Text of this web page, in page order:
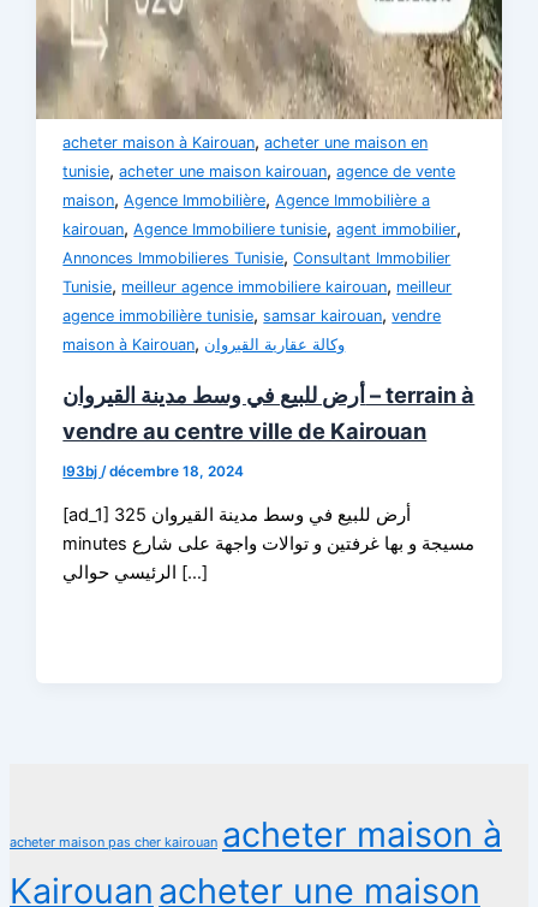
acheter maison à Kairouan,acheter une maison en
tunisie,acheter une maison kairouan,agence de vente
maison,Agence Immobilière,Agence Immobilière a
kairouan,Agence Immobiliere tunisie,agent immobilier,
Annonces Immobilieres Tunisie,Consultant Immobilier
Tunisie, meilleur agence immobiliere kairouan, meilleur
agence immobilière tunisie,samsar kairouan,vendre
maison à Kairouan, وكالة عقارية القيروان
أرض للبيع في وسط مدينة القيروان – terrain à
vendre au centre ville de Kairouan
l93bj/décembre 18, 2024
[ad_1] أرض للبيع في وسط مدينة القيروان 325
minutes مسيجة و بها غرفتين و توالات واجهة على شارع
الرئيسي حوالي […]
acheter maison pas cher kairouan acheter maison à
Kairouan acheter une maison